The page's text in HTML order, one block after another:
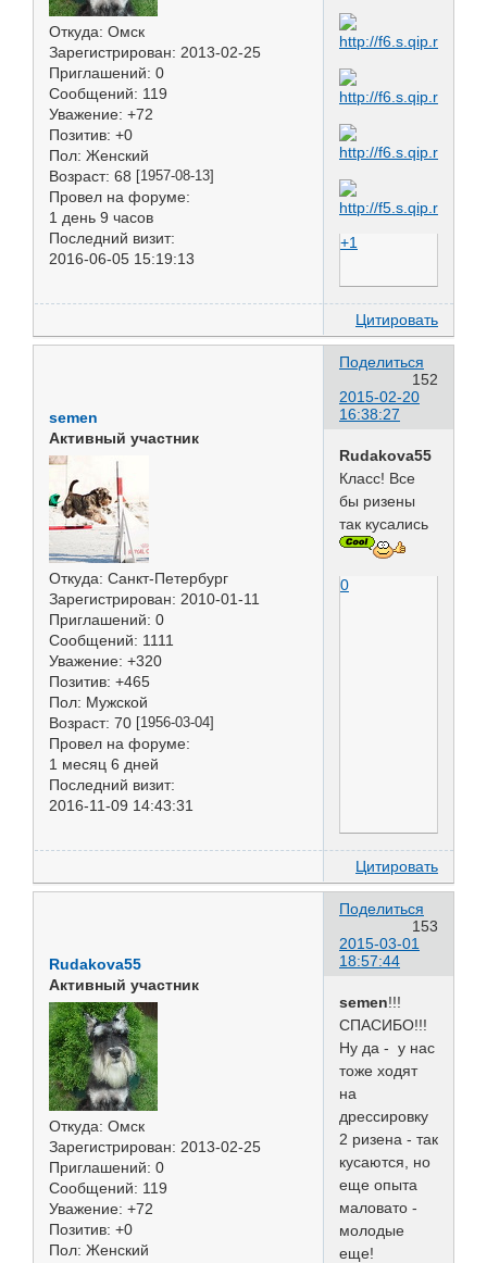
Откуда: Омск
Зарегистрирован: 2013-02-25
Приглашений: 0
Сообщений: 119
Уважение: +72
Позитив: +0
Пол: Женский
Возраст: 68 [1957-08-13]
Провел на форуме:
1 день 9 часов
Последний визит:
2016-06-05 15:19:13
+1
Цитировать
Поделиться
152
2015-02-20
16:38:27
semen
Активный участник
Откуда: Санкт-Петербург
Зарегистрирован: 2010-01-11
Приглашений: 0
Сообщений: 1111
Уважение: +320
Позитив: +465
Пол: Мужской
Возраст: 70 [1956-03-04]
Провел на форуме:
1 месяц 6 дней
Последний визит:
2016-11-09 14:43:31
Rudakova55
Класс! Все
бы ризены
так кусались
0
Цитировать
Поделиться
153
2015-03-01
18:57:44
Rudakova55
Активный участник
Откуда: Омск
Зарегистрирован: 2013-02-25
Приглашений: 0
Сообщений: 119
Уважение: +72
Позитив: +0
Пол: Женский
semen!!!
СПАСИБО!!!
Ну да - у нас
тоже ходят
на
дрессировку
2 ризена - так
кусаются, но
еще опыта
маловато -
молодые
еще!